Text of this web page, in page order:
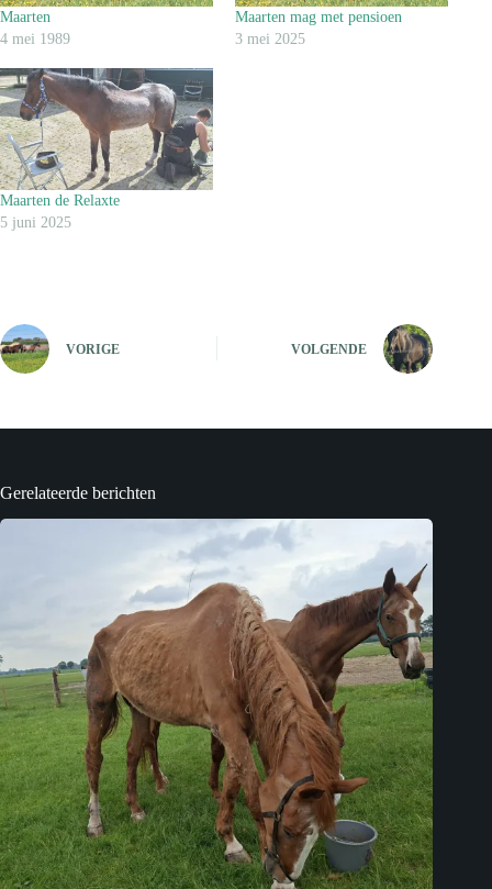
Maarten
4 mei 1989
Maarten mag met pensioen
3 mei 2025
Maarten de Relaxte
5 juni 2025
VORIGE VOLGENDE
Gerelateerde berichten